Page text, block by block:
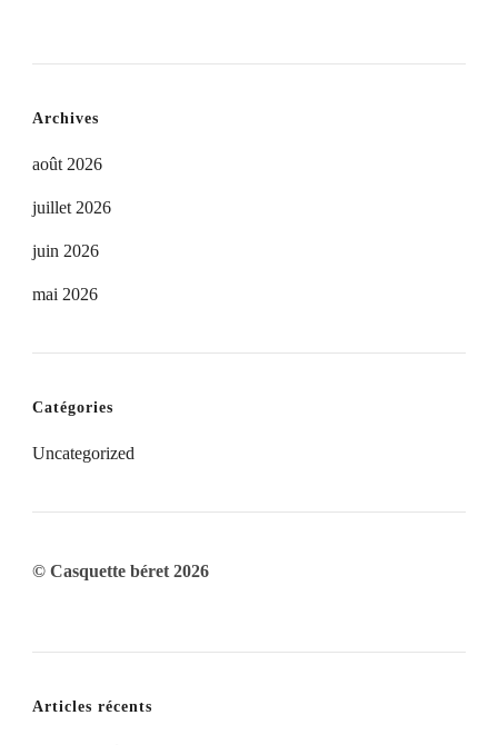
Archives
août 2026
juillet 2026
juin 2026
mai 2026
Catégories
Uncategorized
© Casquette béret 2026
Articles récents